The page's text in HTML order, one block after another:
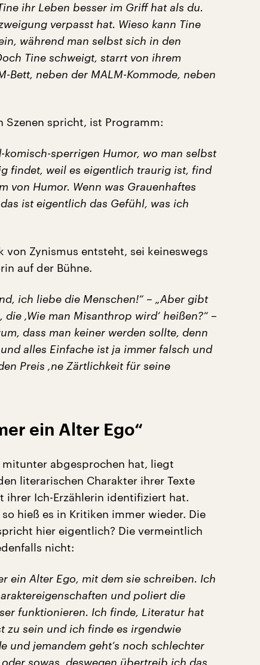
ihr Leben besser im Griff hat als du.
verpasst hat. Wieso kann Tine
während man selbst sich in den
Tine schweigt, starrt von ihrem
Bett, neben der MALM-Kommode, neben
Szenen spricht, ist Programm:
sperrigen Humor, wo man selbst
findet, weil es eigentlich traurig ist, find
von Humor. Wenn was Grauenhaftes
ist eigentlich das Gefühl, was ich
Zynismus entsteht, sei keineswegs
auf der Bühne.
ich liebe die Menschen!“ – „Aber gibt
‚Wie man Misanthrop wird‘ heißen?“ –
dass man keiner werden sollte, denn
alles Einfache ist ja immer falsch und
Preis ‚ne Zärtlichkeit für seine
ein Alter Ego“
mitunter abgesprochen hat, liegt
literarischen Charakter ihrer Texte
ihrer Ich-Erzählerin identifiziert hat.
hieß es in Kritiken immer wieder. Die
hier eigentlich? Die vermeintlich
nicht:
ein Alter Ego, mit dem sie schreiben. Ich
und poliert die
funktionieren. Ich finde, Literatur hat
zu sein und ich finde es irgendwie
und jemandem geht’s noch schlechter
sowas, deswegen übertreib ich das